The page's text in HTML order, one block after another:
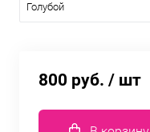
Голубой
800 руб. / шт